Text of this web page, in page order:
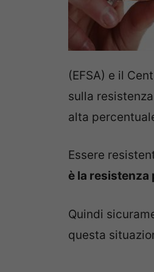
(EFSA) e il
sulla
alta
Essere
è la resistenza
Quindi
questa